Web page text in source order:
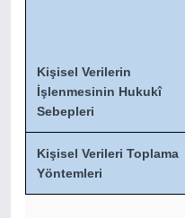
Kişisel Verilerin
İşlenmesinin Hukukî
Sebepleri
Kişisel Verileri Toplama
Yöntemleri